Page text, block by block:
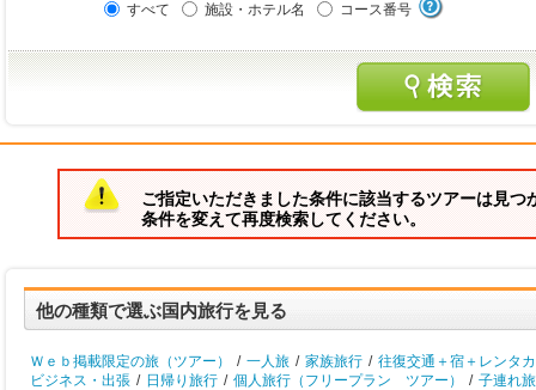
すべて 施設・ホテル名 コース番号
ご指定いただきました条件に該当するツアーは見つ
条件を変えて再度検索してください。
他の種類で選ぶ国内旅行を見る
Ｗｅｂ掲載限定の旅（ツアー） / 一人旅 / 家族旅行 / 往復交通＋宿＋レンタ
ビジネス・出張 / 日帰り旅行 / 個人旅行（フリープラン ツアー） / 子連れ